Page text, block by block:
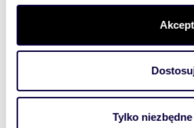
szczegółów. W Deklaracji plików
wycofać swoją zgodę w dowolnej
aby oferować funkcje
witrynie. Informacje o tym, jak
analitycznym. Partnerzy mogą
Tylko